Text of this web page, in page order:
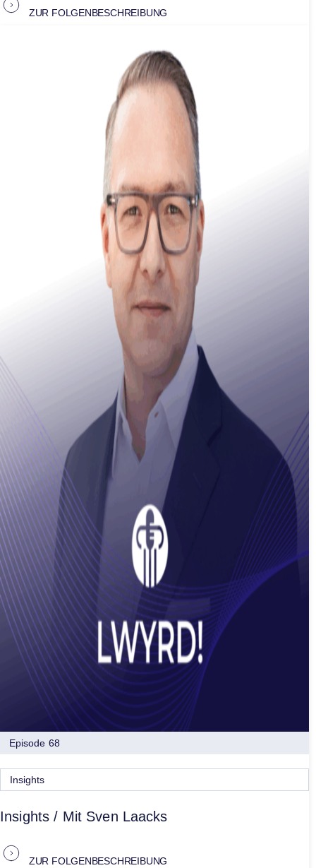
ZUR FOLGENBESCHREIBUNG
Episode 68
Insights
Insights / Mit Sven Laacks
ZUR FOLGENBESCHREIBUNG